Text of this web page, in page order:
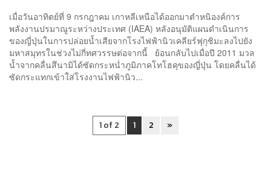
เมื่อวันอาทิตย์ที่ 9 กรกฎาคม เกาหลีเหนือได้ออกมาตำหนิองค์การ
พลังงานปรมาณูระหว่างประเทศ (IAEA) หลังอนุมัติแผนดำเนินการ
ของญี่ปุ่นในการปล่อยน้ำเสียจากโรงไฟฟ้านิวเคลียร์ฟุกุชิมะลงไปยัง
มหาสมุทรในช่วงไม่กี่ทศวรรษต่อจากนี้ ย้อนกลับไปเมื่อปี 2011 มวล
น้ำจากคลื่นสึนามิได้ซัดกระหน่ำภูมิภาคโทโฮคุของญี่ปุ่น โดยคลื่นได้
ซัดกระแทกเข้าใส่โรงงานไฟฟ้านิว...
1 of 2 1 2 »